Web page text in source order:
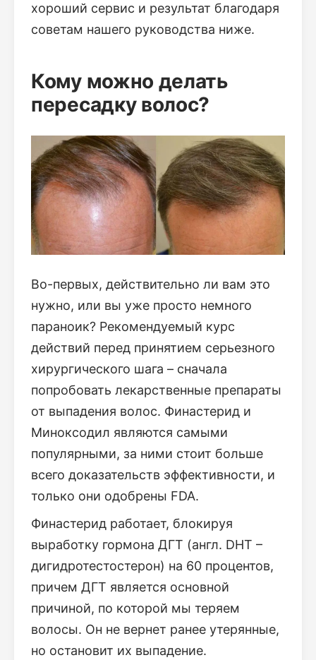
хороший сервис и результат благодаря
советам нашего руководства ниже.
Кому можно делать
пересадку волос?
Во-первых, действительно ли вам это
нужно, или вы уже просто немного
параноик? Рекомендуемый курс
действий перед принятием серьезного
хирургического шага – сначала
попробовать лекарственные препараты
от выпадения волос. Финастерид и
Миноксодил являются самыми
популярными, за ними стоит больше
всего доказательств эффективности, и
только они одобрены FDA.
Финастерид работает, блокируя
выработку гормона ДГТ (англ. DHT –
дигидротестостерон) на 60 процентов,
причем ДГТ является основной
причиной, по которой мы теряем
волосы. Он не вернет ранее утерянные,
но остановит их выпадение.